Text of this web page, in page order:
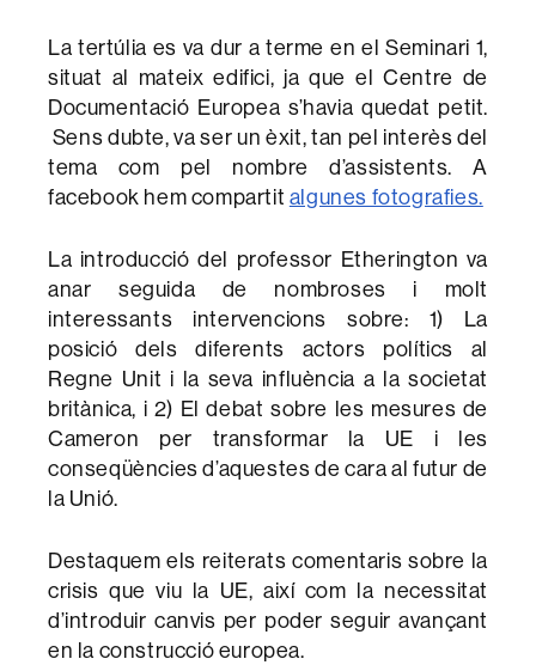
La tertúlia es va dur a terme en el Seminari 1,
situat al mateix edifici, ja que el Centre de
Documentació Europea s’havia quedat petit.
Sens dubte, va ser un èxit, tan pel interès del
tema com pel nombre d’assistents. A
facebook hem compartit algunes fotografies.
La introducció del professor Etherington va
anar seguida de nombroses i molt
interessants intervencions sobre: 1) La
posició dels diferents actors polítics al
Regne Unit i la seva influència a la societat
britànica, i 2) El debat sobre les mesures de
Cameron per transformar la UE i les
conseqüències d’aquestes de cara al futur de
la Unió.
Destaquem els reiterats comentaris sobre la
crisis que viu la UE, així com la necessitat
d’introduir canvis per poder seguir avançant
en la construcció europea.